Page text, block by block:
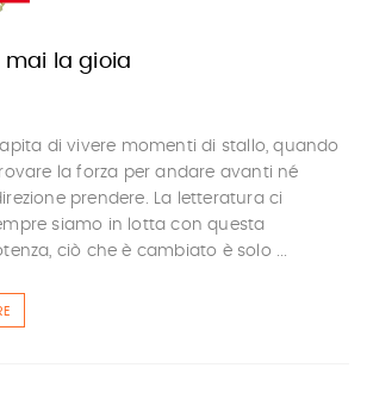
mai la gioia
di vivere momenti di stallo, quando
la forza per andare avanti né
prendere. La letteratura ci
siamo in lotta con questa
ciò che è cambiato è solo ...